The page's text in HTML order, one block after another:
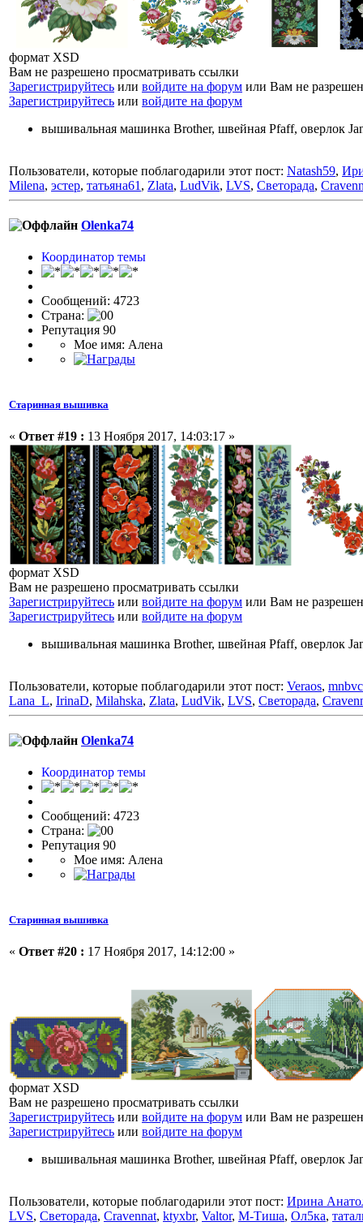
формат XSD
Вам не разрешено просматривать ссылки
Зарегистрируйтесь или войдите на форум или Вам не
Зарегистрируйтесь или войдите на форум
вышивальная машинка Brother, швейная Pfaff, оверлок
Пользователи, которые поблагодарили этот пост: Natash59,
Milena, эстер, татьяна61 , Zlata, LudVik, LVS, Светорада,
Olenka74
Координатор темы
Сообщений: 4723
Страна:
Репутация 90
Мое имя: Алена
Старинная вышивка
« Ответ #19 : 13 Ноября 2017, 14:03:17 »
формат XSD
Вам не разрешено просматривать ссылки
Зарегистрируйтесь или войдите на форум или Вам не
Зарегистрируйтесь или войдите на форум
вышивальная машинка Brother, швейная Pfaff, оверлок
Пользователи, которые поблагодарили этот пост: Veraos,
Lana_L, IrinaD, Milahska, Zlata, LudVik, LVS, Светорада,
Olenka74
Координатор темы
Сообщений: 4723
Страна:
Репутация 90
Мое имя: Алена
Старинная вышивка
« Ответ #20 : 17 Ноября 2017, 14:12:00 »
формат XSD
Вам не разрешено просматривать ссылки
Зарегистрируйтесь или войдите на форум или Вам не
Зарегистрируйтесь или войдите на форум
вышивальная машинка Brother, швейная Pfaff, оверлок
Пользователи, которые поблагодарили этот пост: Ирина
LVS, Светорада, Cravennat, ktyxbr, Valtor, М-Тиша, Ол5ка,